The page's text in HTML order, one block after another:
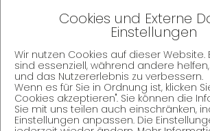
REFERENZEN
UNTERNEHMEN
JOBS
Cookies und Externe
Einstellungen
Wir nutzen Cookies auf dieser Website.
sind essenziell, während andere
und das Nutzererlebnis zu verbessern.
Wenn es für Sie in Ordnung ist, klicken
Cookies akzeptieren". Sie können die
Sie mit uns teilen auch einschränken,
Einstellungen anpassen. Die